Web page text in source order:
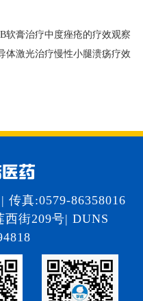
软膏治疗中度痤疮的疗效观察
体激光治疗慢性小腿溃疡疗效
传真:0579-86358016
街209号| DUNS